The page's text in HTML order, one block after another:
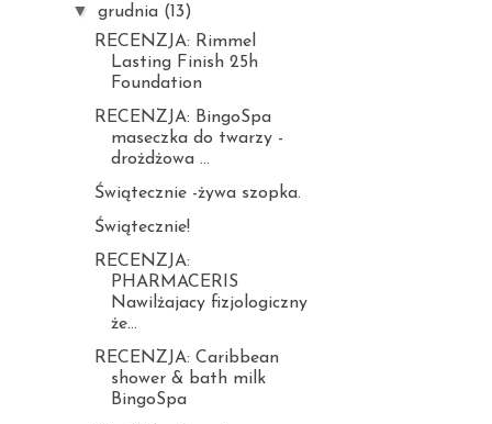
▼grudnia (13)
RECENZJA: Rimmel
Lasting Finish 25h
Foundation
RECENZJA: BingoSpa
maseczka do twarzy -
drożdżowa ...
Świątecznie -żywa szopka.
Świątecznie!
RECENZJA:
PHARMACERIS
Nawilżajacy fizjologiczny
że...
RECENZJA: Caribbean
shower & bath milk
BingoSpa